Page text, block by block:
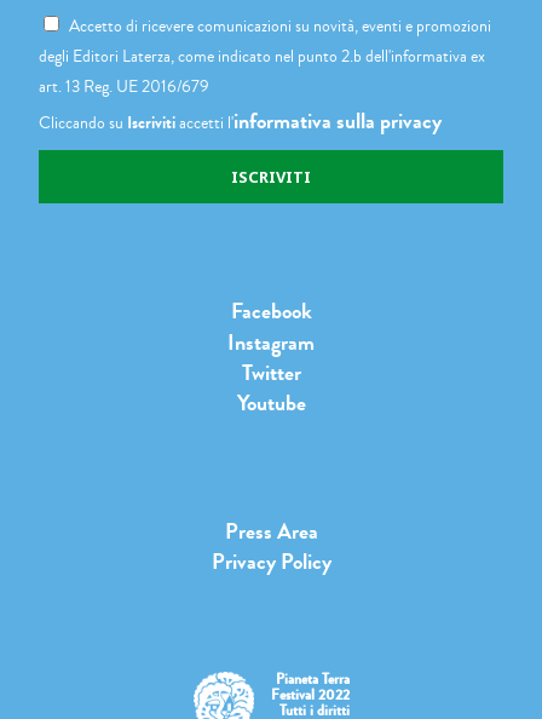
Accetto di ricevere comunicazioni su novità, eventi e promozioni
degli Editori Laterza, come indicato nel punto 2.b dell'informativa ex
art. 13 Reg. UE 2016/679
Cliccando su Iscrivitiaccetti l'informativa sulla privacy
Facebook
Instagram
Twitter
Youtube
Press Area
Privacy Policy
Pianeta Terra
Festival 2022
Tutti i diritti